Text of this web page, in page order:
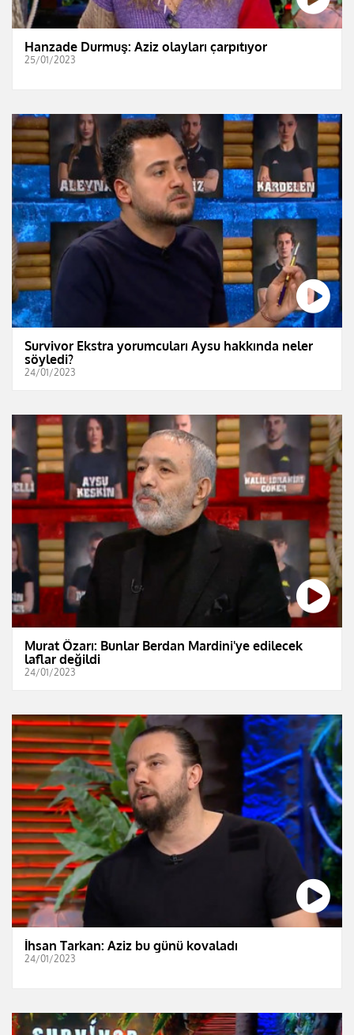
Hanzade Durmuş: Aziz olayları çarpıtıyor
25/01/2023
Survivor Ekstra yorumcuları Aysu hakkında neler
söyledi?
24/01/2023
Murat Özarı: Bunlar Berdan Mardini'ye edilecek
laflar değildi
24/01/2023
İhsan Tarkan: Aziz bu günü kovaladı
24/01/2023